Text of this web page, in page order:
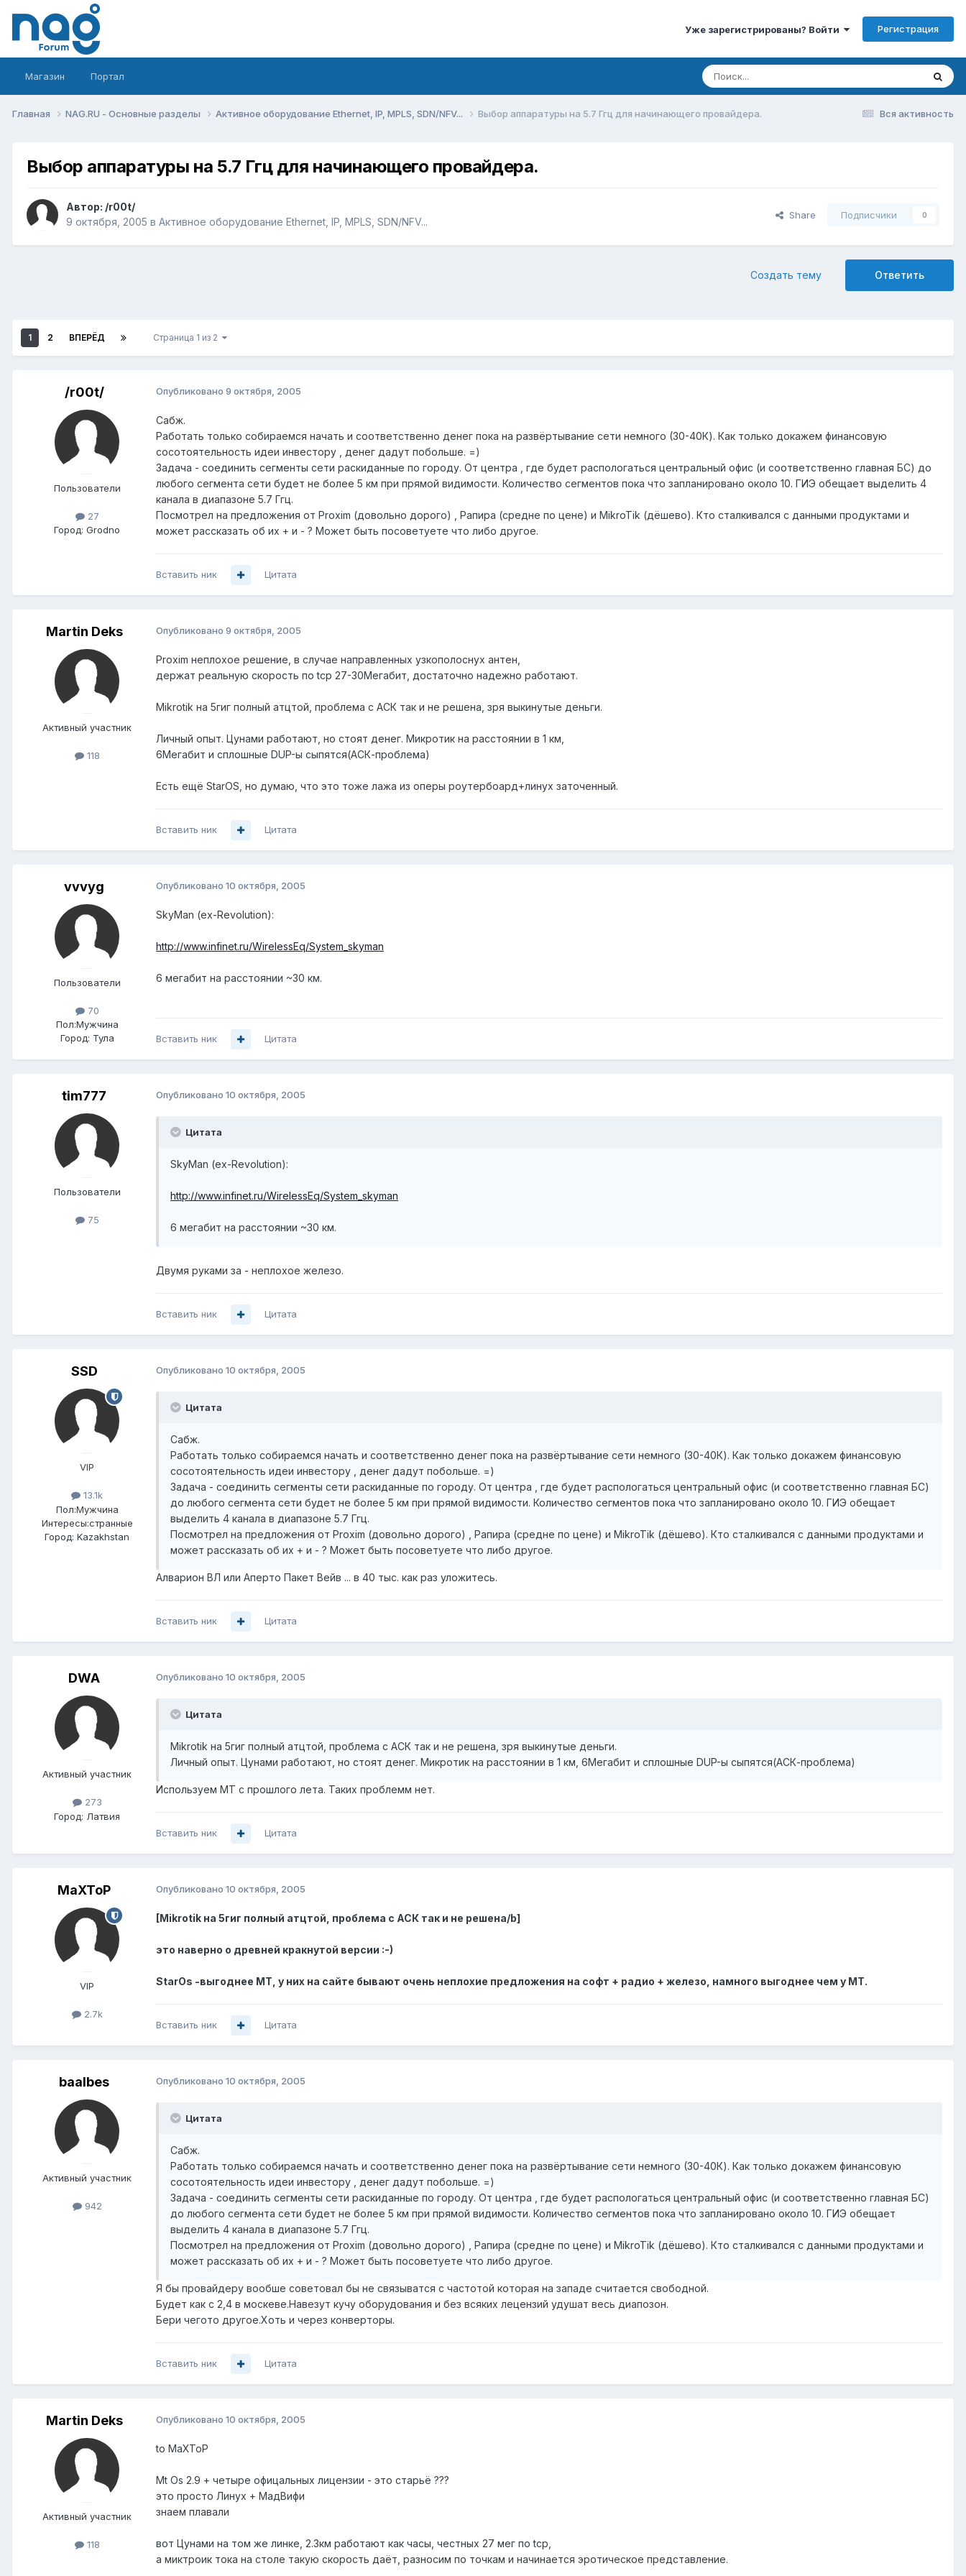
Уже зарегистрированы? Войти Регистрация
Магазин Портал
Вся активность
Главная NAG.RU - Основные разделы Активное оборудование Ethernet, IP, MPLS, SDN/NFV... Выбор аппаратуры на 5.7 Ггц для начинающего провайдера.
Выбор аппаратуры на 5.7 Ггц для начинающего провайдера.
Автор: /r00t/
9 октября, 2005 в Активное оборудование Ethernet, IP, MPLS, SDN/NFV...
Share Подписчики 0
Ответить
Создать тему
1 2 ВПЕРЁД Страница 1 из 2
/r00t/
Пользователи
27
Город: Grodno
Опубликовано 9 октября, 2005
Сабж.
Работать только собираемся начать и соответственно денег пока на развёртывание сети немного (30-40К). Как только докажем финансовую
сосотоятельность идеи инвестору , денег дадут побольше. =)
Задача - соединить сегменты сети раскиданные по городу. От центра , где будет распологаться центральный офис (и соответственно главная БС) до
любого сегмента сети будет не более 5 км при прямой видимости. Количество сегментов пока что запланировано около 10. ГИЭ обещает выделить 4
канала в диапазоне 5.7 Ггц.
Посмотрел на предложения от Proxim (довольно дорого) , Рапира (средне по цене) и MikroTik (дёшево). Кто сталкивался с данными продуктами и
может рассказать об их + и - ? Может быть посоветуете что либо другое.
Вставить ник Цитата
Martin Deks
Активный участник
118
Опубликовано 9 октября, 2005
Proxim неплохое решение, в случае направленных узкополоснух антен,
держат реальную скорость по tcp 27-30Мегабит, достаточно надежно работают.
Mikrotik на 5гиг полный атцтой, проблема с АСК так и не решена, зря выкинутые деньги.
Личный опыт. Цунами работают, но стоят денег. Микротик на расстоянии в 1 км,
6Мегабит и сплошные DUP-ы сыпятся(АСК-проблема)
Есть ещё StarOS, но думаю, что это тоже лажа из оперы роутербоард+линух заточенный.
Вставить ник Цитата
vvvyg
Пользователи
70
Пол:Мужчина
Город: Тула
Опубликовано 10 октября, 2005
SkyMan (ex-Revolution):
http://www.infinet.ru/WirelessEq/System_skyman
6 мегабит на расстоянии ~30 км.
Вставить ник Цитата
tim777
Пользователи
75
Опубликовано 10 октября, 2005
Цитата
SkyMan (ex-Revolution):
http://www.infinet.ru/WirelessEq/System_skyman
6 мегабит на расстоянии ~30 км.
Двумя руками за - неплохое железо.
Вставить ник Цитата
SSD
VIP
13.1k
Пол:Мужчина
Интересы:странные
Город: Kazakhstan
Опубликовано 10 октября, 2005
Цитата
Сабж.
Работать только собираемся начать и соответственно денег пока на развёртывание сети немного (30-40К). Как только докажем финансовую
сосотоятельность идеи инвестору , денег дадут побольше. =)
Задача - соединить сегменты сети раскиданные по городу. От центра , где будет распологаться центральный офис (и соответственно главная БС)
до любого сегмента сети будет не более 5 км при прямой видимости. Количество сегментов пока что запланировано около 10. ГИЭ обещает
выделить 4 канала в диапазоне 5.7 Ггц.
Посмотрел на предложения от Proxim (довольно дорого) , Рапира (средне по цене) и MikroTik (дёшево). Кто сталкивался с данными продуктами и
может рассказать об их + и - ? Может быть посоветуете что либо другое.
Алварион ВЛ или Аперто Пакет Вейв ... в 40 тыс. как раз уложитесь.
Вставить ник Цитата
DWA
Активный участник
273
Город: Латвия
Опубликовано 10 октября, 2005
Цитата
Mikrotik на 5гиг полный атцтой, проблема с АСК так и не решена, зря выкинутые деньги.
Личный опыт. Цунами работают, но стоят денег. Микротик на расстоянии в 1 км, 6Мегабит и сплошные DUP-ы сыпятся(АСК-проблема)
Используем МТ с прошлого лета. Таких проблемм нет.
Вставить ник Цитата
MaXToP
VIP
2.7k
Опубликовано 10 октября, 2005
[Mikrotik на 5гиг полный атцтой, проблема с АСК так и не решена/b]
это наверно о древней кракнутой версии :-)
StarOs -выгоднее MT, у них на сайте бывают очень неплохие предложения на софт + радио + железо, намного выгоднее чем у MT.
Вставить ник Цитата
baalbes
Активный участник
942
Опубликовано 10 октября, 2005
Цитата
Сабж.
Работать только собираемся начать и соответственно денег пока на развёртывание сети немного (30-40К). Как только докажем финансовую
сосотоятельность идеи инвестору , денег дадут побольше. =)
Задача - соединить сегменты сети раскиданные по городу. От центра , где будет распологаться центральный офис (и соответственно главная БС)
до любого сегмента сети будет не более 5 км при прямой видимости. Количество сегментов пока что запланировано около 10. ГИЭ обещает
выделить 4 канала в диапазоне 5.7 Ггц.
Посмотрел на предложения от Proxim (довольно дорого) , Рапира (средне по цене) и MikroTik (дёшево). Кто сталкивался с данными продуктами и
может рассказать об их + и - ? Может быть посоветуете что либо другое.
Я бы провайдеру вообше советовал бы не связыватся с частотой которая на западе считается свободной.
Будет как с 2,4 в москеве.Навезут кучу оборудования и без всяких лецензий удушат весь диапозон.
Бери чегото другое.Хоть и через конверторы.
Вставить ник Цитата
Martin Deks
Активный участник
118
Опубликовано 10 октября, 2005
to MaXToP
Mt Os 2.9 + четыре офицальных лицензии - это старьё ???
это просто Линух + МадВифи
знаем плавали
вот Цунами на том же линке, 2.3км работают как часы, честных 27 мег по tcp,
а миктроик тока на столе такую скорость даёт, разносим по точкам и начинается эротическое представление.